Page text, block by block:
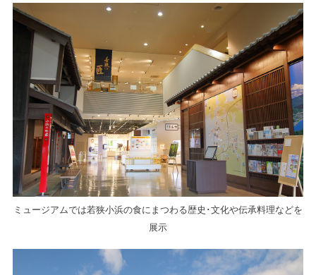
ミュージアムでは若狭小浜の食にまつわる歴史･文化や伝承料理などを
展示